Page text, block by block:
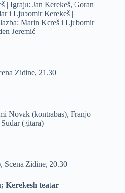
| Igraju: Jan Kerekeš, Goran
i Ljubomir Kerekeš |
Marin Kereš i Ljubomir
Jeremić
Zidine, 21.30
Novak (kontrabas), Franjo
(gitara)
Scena Zidine, 20.30
Kerekesh teatar